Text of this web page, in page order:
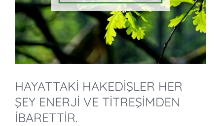
HAYATTAKİ HAKEDİŞLER HER
ŞEY ENERJİ VE TİTREŞİMDEN
İBARETTİR.